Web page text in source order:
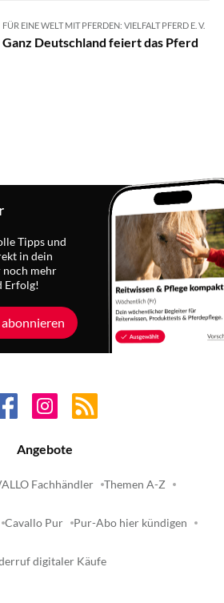
FÜR EINE WELT MIT PFERDEN: VIELFALT PFERD E. V.
Ganz Deutschland feiert das Pferd
Tipps und
in dein
noch mehr
Erfolg!
Angebote
Fachhändler Themen A-Z
Cavallo Pur Pur-Abo hier kündigen
digitaler Käufe